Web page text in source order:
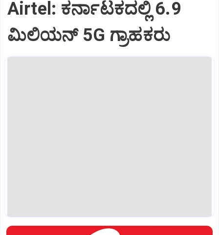
Airtel: ಕರ್ನಾಟಕದಲ್ಲಿ 6.9
ಮಿಲಿಯನ್ 5G ಗ್ರಾಹಕರು